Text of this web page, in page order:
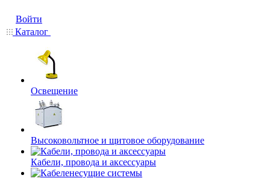
Войти
Каталог
Освещение
Высоковольтное и щитовое оборудование
Кабели, провода и аксессуары